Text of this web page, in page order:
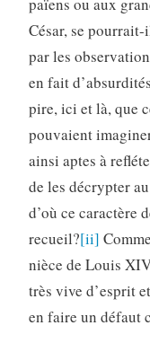
païens ou aux
César, se
par les
en fait
pire, ici et là, que
pouvaient
ainsi aptes à
de les décrypter
d’où ce caractère
recueil?[ii]
nièce de Louis
très vive d’esprit
en faire un défaut